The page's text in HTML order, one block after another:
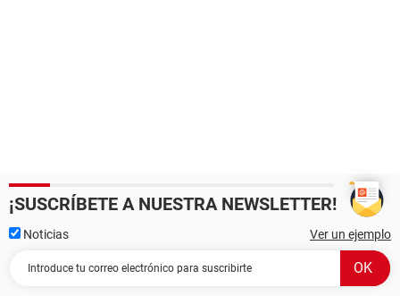
¡SUSCRÍBETE A NUESTRA NEWSLETTER!
Noticias Ver un ejemplo